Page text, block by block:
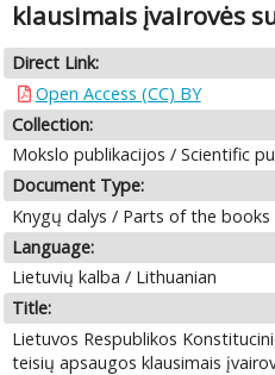
klausimais įvairovės
Direct Link:
Open Access (CC) BY
Collection:
Mokslo publikacijos / Scientific
Document Type:
Knygų dalys / Parts of the books
Language:
Lietuvių kalba / Lithuanian
Title:
Lietuvos Respublikos
teisių apsaugos klausimais